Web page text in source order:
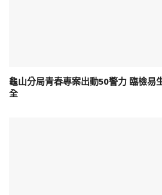
龜山分局青春專案出動50警力 臨檢易
全